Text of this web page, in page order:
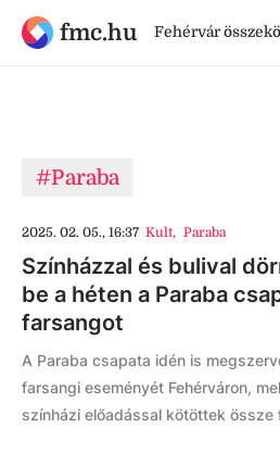
fmc.hu Fehérvár
#Paraba
2025. 02. 05., 16:37 Kult, Paraba
Színházzal és bulival
be a héten a Paraba
farsangot
A Paraba csapata idén is
farsangi eseményét Fehérváron,
színházi előadással kötöttek össze